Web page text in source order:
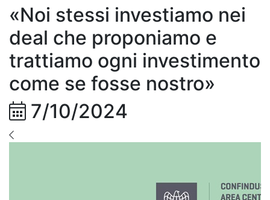
«Noi stessi investiamo nei
deal che proponiamo e
trattiamo ogni investimento
come se fosse nostro»
7/10/2024